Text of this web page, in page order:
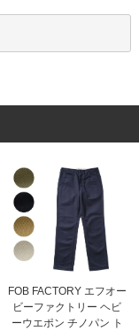
FOB FACTORY エフオー
ビーファクトリー ヘビ
ーウエポン チノパン ト